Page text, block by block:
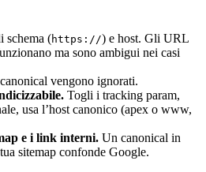
schema (https://) e host. Gli URL
ma sono ambigui nei casi
vengono ignorati.
Togli i tracking param,
usa l’host canonico (apex o www,
e i link interni. Un canonical in
sitemap confonde Google.